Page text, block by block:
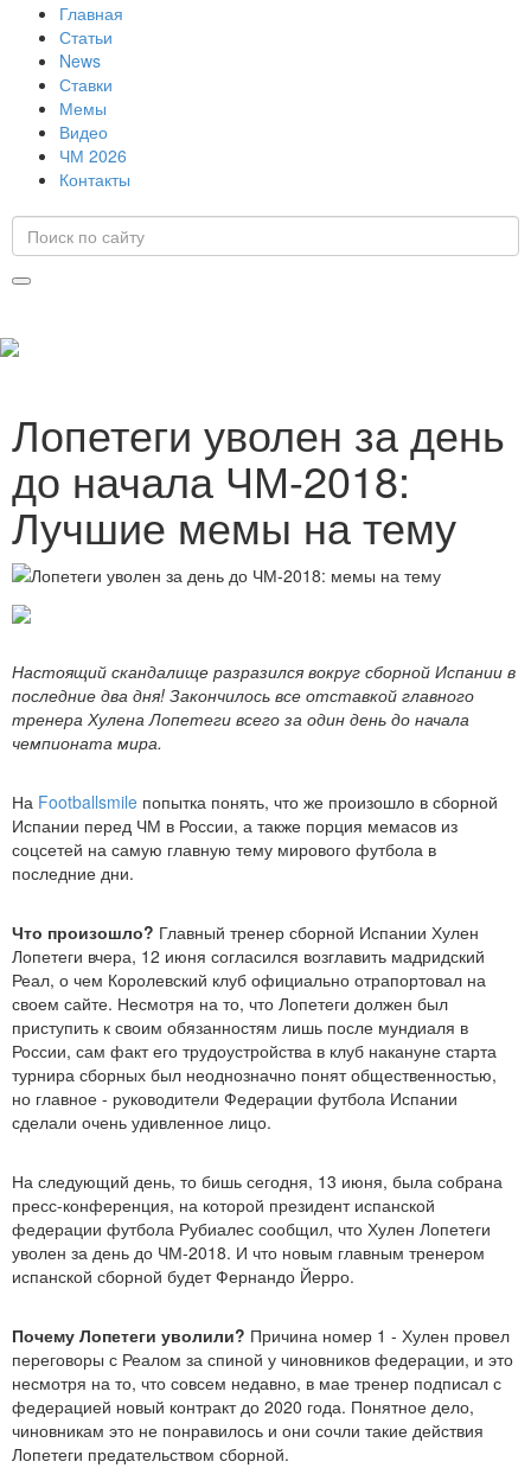
Главная
Статьи
News
Ставки
Мемы
Видео
ЧМ 2026
Контакты
Лопетеги уволен за день
до начала ЧМ-2018:
Лучшие мемы на тему
Настоящий скандалище разразился вокруг сборной Испании в
последние два дня! Закончилось все отставкой главного
тренера Хулена Лопетеги всего за один день до начала
чемпионата мира.
На Footballsmile попытка понять, что же произошло в сборной
Испании перед ЧМ в России, а также порция мемасов из
соцсетей на самую главную тему мирового футбола в
последние дни.
Что произошло? Главный тренер сборной Испании Хулен
Лопетеги вчера, 12 июня согласился возглавить мадридский
Реал, о чем Королевский клуб официально отрапортовал на
своем сайте. Несмотря на то, что Лопетеги должен был
приступить к своим обязанностям лишь после мундиаля в
России, сам факт его трудоустройства в клуб накануне старта
турнира сборных был неоднозначно понят общественностью,
но главное - руководители Федерации футбола Испании
сделали очень удивленное лицо.
На следующий день, то бишь сегодня, 13 июня, была собрана
пресс-конференция, на которой президент испанской
федерации футбола Рубиалес сообщил, что Хулен Лопетеги
уволен за день до ЧМ-2018. И что новым главным тренером
испанской сборной будет Фернандо Йерро.
Почему Лопетеги уволили? Причина номер 1 - Хулен провел
переговоры с Реалом за спиной у чиновников федерации, и это
несмотря на то, что совсем недавно, в мае тренер подписал с
федерацией новый контракт до 2020 года. Понятное дело,
чиновникам это не понравилось и они сочли такие действия
Лопетеги предательством сборной.